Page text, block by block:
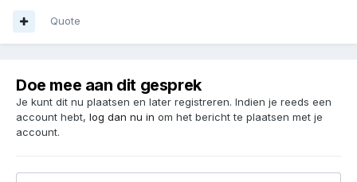
Quote
Doe mee aan dit gesprek
Je kunt dit nu plaatsen en later registreren. Indien je reeds een
account hebt, log dan nu in om het bericht te plaatsen met je
account.